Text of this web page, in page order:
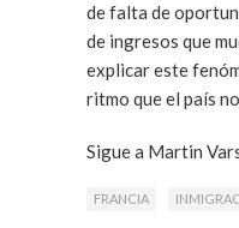
de falta de
de ingresos que
explicar este
ritmo que el país
Sigue a Martin
FRANCIA